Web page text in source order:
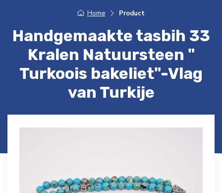
Home Product
Handgemaakte tasbih 33
Kralen Natuursteen "
Turkoois bakeliet"-Vlag
van Turkije